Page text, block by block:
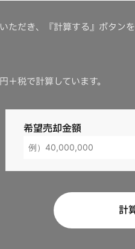
録免許税
印紙代
清算金
だき、『計算する』ボタンを
税で計算しています。
希望売却金額
計